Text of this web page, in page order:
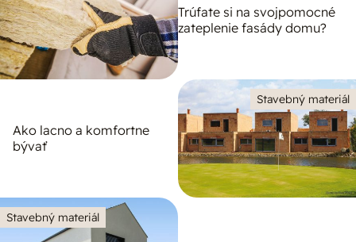
Trúfate si na svojpomocné
zateplenie fasády domu?
Stavebný materiál
Ako lacno a komfortne
bývať
Stavebný materiál